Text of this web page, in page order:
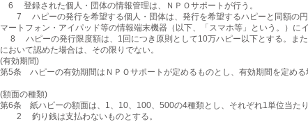
6 登録された個人・団体の情報管理は、ＮＰＯサポートが行う。
7 ハピーの発行を希望する個人・団体は、発行を希望するハピーと同額の円
マートフォン・アイパッド等の情報端末機器（以下、「スマホ等」という。）に
8 ハピーの発行限度額は、1回につき原則として10万ハピー以下とする。また
において認めた場合は、その限りでない。
(有効期間)
第5条 ハピーの有効期間はＮＰＯサポートが定めるものとし、有効期間を定め
(額面の種類)
第6条 紙ハピーの額面は、1、10、100、500の4種類とし、それぞれ1単位当たり
2 釣り銭は支払わないものとする。